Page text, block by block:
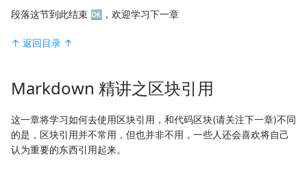
段落这节到此结束 🆗，欢迎学习下一章
↑ 返回目录 ↑
Markdown 精讲之区块引用
这一章将学习如何去使用区块引用，和代码区块(请关注下一章)不同
的是，区块引用并不常用，但也并非不用，一些人还会喜欢将自己
认为重要的东西引用起来。